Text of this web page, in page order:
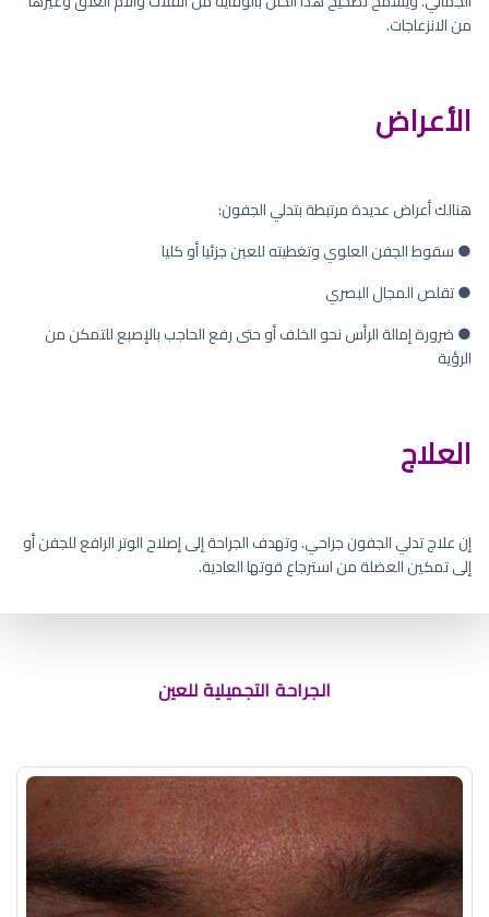
من الانزعاجات.
الأعراض
هنالك أعراض عديدة مرتبطة بتدلي الجفون:
● سقوط الجفن العلوي وتغطيته للعين جزئيا أو كليا
● تقلص المجال البصري
● ضرورة إمالة الرأس نحو الخلف أو حتى رفع الحاجب بالإصبع للتمكن من
الرؤية
العلاج
إن علاج تدلي الجفون جراحي. وتهدف الجراحة إلى إصلاح الوتر الرافع للجفن أو
إلى تمكين العضلة من استرجاع قوتها العادية.
الجراحة التجميلية للعين